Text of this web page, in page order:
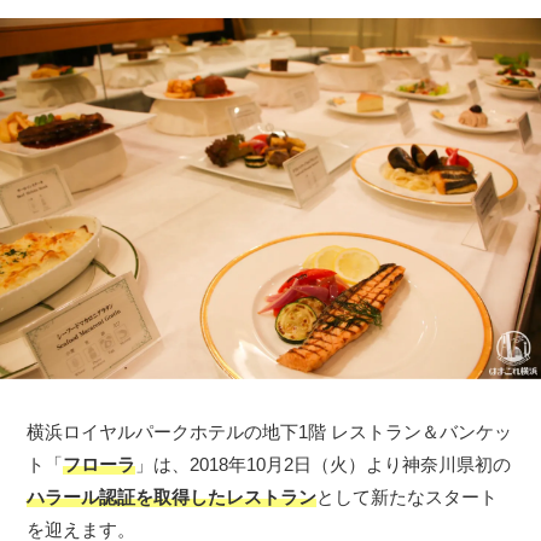
横浜ロイヤルパークホテルの地下1階 レストラン＆バンケッ
ト「フローラ 」は、2018年10月2日（火）より神奈川県初の
ハラール認証を取得したレストランとして新たなスタート
を迎えます。